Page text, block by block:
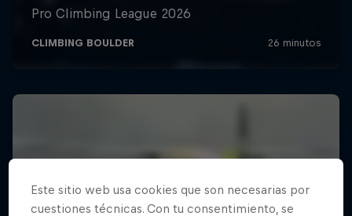
Este sitio web usa cookies que son necesarias por
cuestiones técnicas. Con tu consentimiento, se